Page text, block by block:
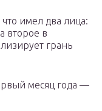
имел два лица:
второе в
грань
месяц года —